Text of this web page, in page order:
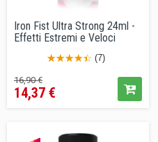
Iron Fist Ultra Strong 24ml -
Effetti Estremi e Veloci
(7)
Prezzo
base
16,90 €Prezzo
14,37 €